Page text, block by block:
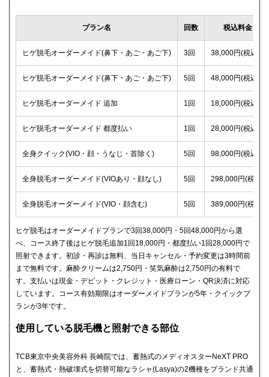
プラン名 回数 税込料金
ヒゲ脱毛オーダーメイド(鼻下・あご・あご下) 3回 38,000円(税込)
ヒゲ脱毛オーダーメイド(鼻下・あご・あご下) 5回 48,000円(税込)
ヒゲ脱毛オーダーメイド 追加 1回 18,000円(税込)
ヒゲ脱毛オーダーメイド 都度払い 1回 28,000円(税込)
全身クイック(VIO・顔・うなじ・首除く) 5回 98,000円(税込)
全身脱毛オーダーメイド(VIOあり・顔なし) 5回 298,000円(税込)
全身脱毛オーダーメイド(VIO・顔含む) 5回 389,000円(税込)
ヒゲ脱毛はオーダーメイドプランで3回38,000円・5回48,000円から選
べ、コース終了後はヒゲ脱毛追加1回18,000円・都度払い1回28,000円で
照射できます。初診・再診は無料、当日キャンセル・予約変更は3時間前
まで無料です。麻酔クリームは2,750円・笑気麻酔は2,750円の有料で
す。支払いは現金・デビット・クレジット・医療ローン・QR決済に対応
しています。コース有効期限はオーダーメイドプランが5年・クイックプ
ランが3年です。
使用している脱毛機と照射できる部位
TCB東京中央美容外科 長崎院では、蓄熱式のメディオスターNeXT PRO
と、蓄熱式・熱破壊式を切替可能なラシャ(Lasya)の2機種をブランド共通